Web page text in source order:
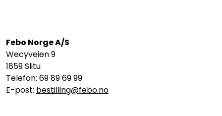
Febo Norge A/S
Wecyveien 9
1859 Slitu
Telefon: 69 89 69 99
E-post: bestilling@febo.no